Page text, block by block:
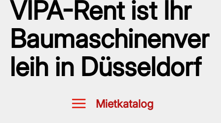
VIPA-Rent ist Ihr
Baumaschinenver
leih in Düsseldorf